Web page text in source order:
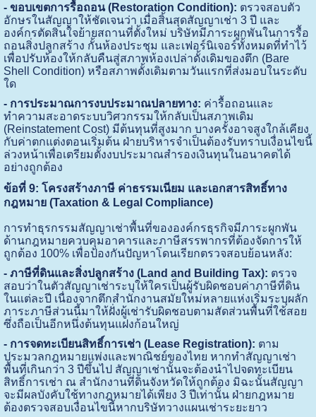
- ขอบเขตการรื้อถอน (Restoration Condition): ตรวจสอบตัว
อักษรในสัญญาให้ชัดเจนว่า เมื่อสิ้นสุดสัญญาเช่า 3 ปี และ
องค์กรตัดสินใจย้ายสถานที่ตั้งใหม่ บริษัทมีภาระผูกพันในการรื้อ
ถอนสิ่งปลูกสร้าง กั้นห้องประชุม และเฟอร์นิเจอร์ทั้งหมดที่ทำไว้
เพื่อปรับห้องให้กลับคืนสู่สภาพห้องเปล่าดั้งเดิมของตึก (Bare
Shell Condition) หรือสภาพดั้งเดิมตามวันแรกที่ส่งมอบในระดับ
ใด
- การประมาณการงบประมาณปลายทาง: ค่ารื้อถอนและ
ทำความสะอาดระบบวิศวกรรมให้กลับเป็นสภาพเดิม
(Reinstatement Cost) มีต้นทุนที่สูงมาก บางครั้งอาจสูงใกล้เคียง
กับค่าตกแต่งตอนเริ่มต้น ฝ่ายบริหารจำเป็นต้องรับทราบเงื่อนไขนี้
ล่วงหน้าเพื่อเตรียมตั้งงบประมาณสำรองเงินทุนในอนาคตได้
อย่างถูกต้อง
ข้อที่ 9: โครงสร้างภาษี ค่าธรรมเนียม และเอกสารสิทธิ์ทาง
กฎหมาย (Taxation & Legal Compliance)
การทำธุรกรรมสัญญาเช่าพื้นที่ขององค์กรธุรกิจมีภาระผูกพัน
ด้านกฎหมายควบคุมอาคารและภาษีสรรพากรที่ต้องจัดการให้
ถูกต้อง 100% เพื่อป้องกันปัญหาโดนเรียกตรวจสอบย้อนหลัง:
- ภาษีที่ดินและสิ่งปลูกสร้าง (Land and Building Tax): ตรวจ
สอบว่าในตัวสัญญาเช่าระบุให้ใครเป็นผู้รับผิดชอบค่าภาษีที่ดิน
ในแต่ละปี เนื่องจากตึกสำนักงานสมัยใหม่หลายแห่งเริ่มระบุผลัก
ภาระภาษีส่วนนี้มาให้ฝั่งผู้เช่ารับผิดชอบตามสัดส่วนพื้นที่ใช้สอย
ซึ่งถือเป็นอีกหนึ่งต้นทุนแฝงก้อนใหญ่
- การจดทะเบียนสิทธิ์การเช่า (Lease Registration): ตาม
ประมวลกฎหมายแพ่งและพาณิชย์ของไทย หากทำสัญญาเช่า
พื้นที่เกินกว่า 3 ปีขึ้นไป สัญญาเช่านั้นจะต้องนำไปจดทะเบียน
สิทธิ์การเช่า ณ สำนักงานที่ดินจังหวัดให้ถูกต้อง มิฉะนั้นสัญญา
จะมีผลบังคับใช้ทางกฎหมายได้เพียง 3 ปีเท่านั้น ฝ่ายกฎหมาย
ต้องตรวจสอบเงื่อนไขนี้หากบริษัทวางแผนเช่าระยะยาว